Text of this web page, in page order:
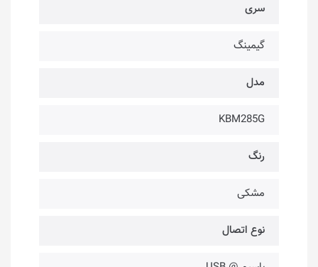
سری
گیمینگ
مدل
KBM285G
رنگ
مشکی
نوع اتصال